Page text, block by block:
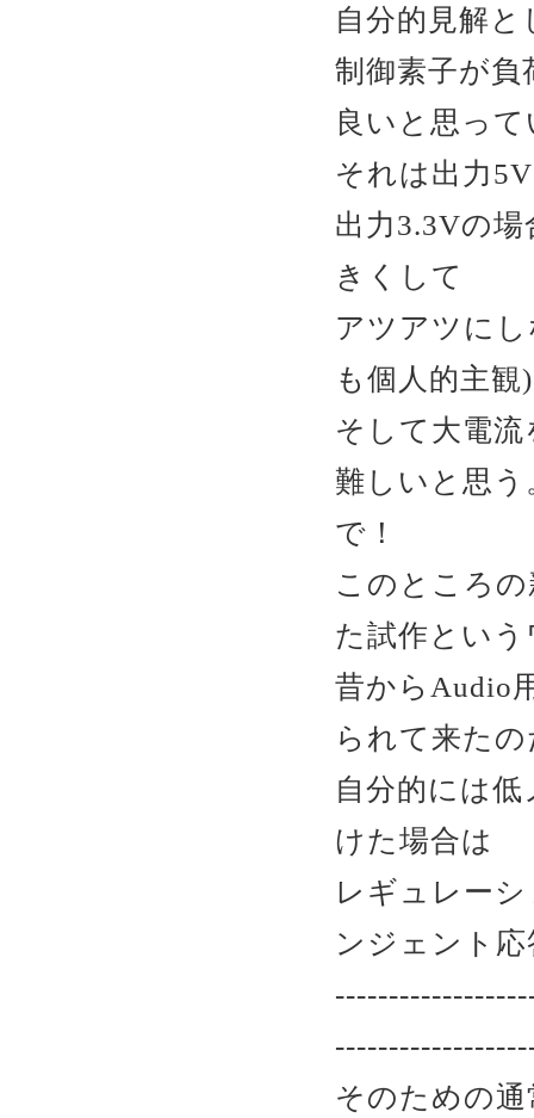
自分的見解
制御素子が
良いと思っ
それは出力
出力3.3Vの
きくして
アツアツに
も個人的主観)
そして大電
難しいと思
で！
このところ
た試作とい
昔からAudio
られて来た
自分的には
けた場合は
レギュレー
ンジェント応
そのための